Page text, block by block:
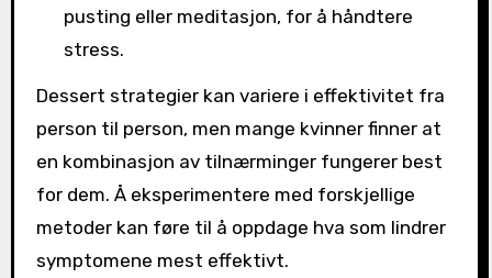
pusting eller meditasjon, for å håndtere
stress.
Dessert strategier kan variere i effektivitet fra
person til person, men mange kvinner finner at
en kombinasjon av tilnærminger fungerer best
for dem. Å eksperimentere med forskjellige
metoder kan føre til å oppdage hva som lindrer
symptomene mest effektivt.